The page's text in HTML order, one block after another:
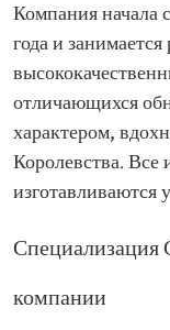
Компания начала
года и
отличающихся
характером,
Королевства. Все
изготавливаются
Специализация
компании